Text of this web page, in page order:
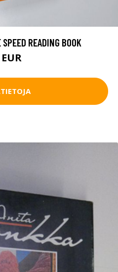
READING BOOK